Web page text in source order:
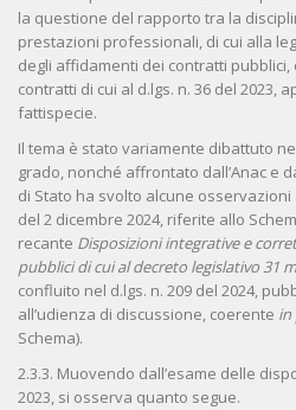
la questione del rapporto tra la
prestazioni professionali, di cui alla
degli affidamenti dei contratti pubblici,
contratti di cui al d.lgs. n. 36 del 2023,
fattispecie.
Il tema è stato variamente dibattuto
grado, nonché affrontato dall’Anac e
di Stato ha svolto alcune
del 2 dicembre 2024, riferite allo
recante Disposizioni integrative e
pubblici di cui al decreto legislativo 31
confluito nel d.lgs. n. 209 del 2024,
all’udienza di discussione, coerente in
Schema).
2.3.3. Muovendo dall’esame delle
2023, si osserva quanto segue.